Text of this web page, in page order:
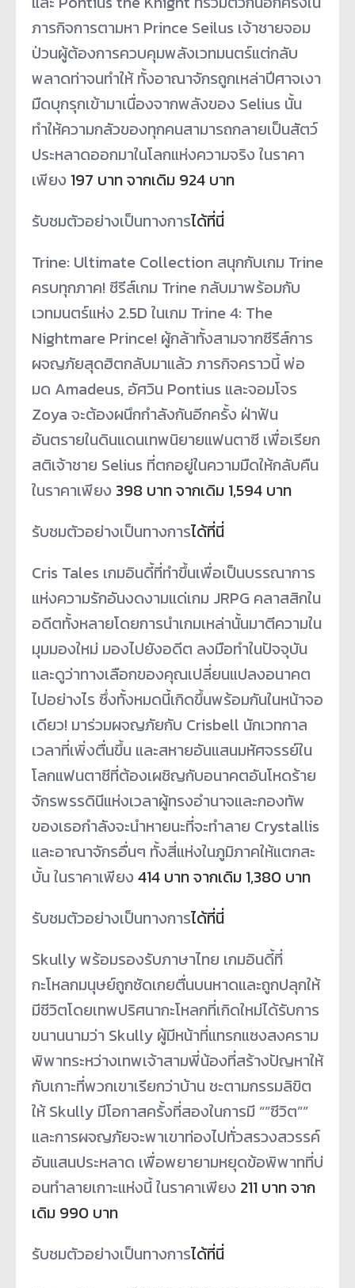
ภารกิจการตามหา Prince Seilus เจ้าชายจอม
ป่วนผู้ต้องการควบคุมพลังเวทมนตร์แต่กลับ
พลาดท่าจนทำให้ ทั้งอาณาจักรถูกเหล่าปีศาจเงา
มืดบุกรุกเข้ามาเนื่องจากพลังของ Selius นั้น
ทำให้ความกลัวของทุกคนสามารถกลายเป็นสัตว์
ประหลาดออกมาในโลกแห่งความจริง ในราคา
เพียง 197 บาท จากเดิม 924 บาท
รับชมตัวอย่างเป็นทางการได้ที่นี่
Trine: Ultimate Collection สนุกกับเกม Trine
ครบทุกภาค! ซีรีส์เกม Trine กลับมาพร้อมกับ
เวทมนตร์แห่ง 2.5D ในเกม Trine 4: The
Nightmare Prince! ผู้กล้าทั้งสามจากซีรีส์การ
ผจญภัยสุดฮิตกลับมาแล้ว ภารกิจคราวนี้ พ่อ
มด Amadeus, อัศวิน Pontius และจอมโจร
Zoya จะต้องผนึกกำลังกันอีกครั้ง ฝ่าฟัน
อันตรายในดินแดนเทพนิยายแฟนตาซี เพื่อเรียก
สติเจ้าชาย Selius ที่ตกอยู่ในความมืดให้กลับคืน
ในราคาเพียง 398 บาท จากเดิม 1,594 บาท
รับชมตัวอย่างเป็นทางการได้ที่นี่
Cris Tales เกมอินดี้ที่ทำขึ้นเพื่อเป็นบรรณาการ
แห่งความรักอันงดงามแด่เกม JRPG คลาสสิกใน
อดีตทั้งหลายโดยการนำเกมเหล่านั้นมาตีความใน
มุมมองใหม่ มองไปยังอดีต ลงมือทำในปัจจุบัน
และดูว่าทางเลือกของคุณเปลี่ยนแปลงอนาคต
ไปอย่างไร ซึ่งทั้งหมดนี้เกิดขึ้นพร้อมกันในหน้าจอ
เดียว! มาร่วมผจญภัยกับ Crisbell นักเวทกาล
เวลาที่เพิ่งตื่นขึ้น และสหายอันแสนมหัศจรรย์ใน
โลกแฟนตาซีที่ต้องเผชิญกับอนาคตอันโหดร้าย
จักรพรรดินีแห่งเวลาผู้ทรงอำนาจและกองทัพ
ของเธอกำลังจะนำหายนะที่จะทำลาย Crystallis
และอาณาจักรอื่นๆ ทั้งสี่แห่งในภูมิภาคให้แตกสะ
บั้น ในราคาเพียง 414 บาท จากเดิม 1,380 บาท
รับชมตัวอย่างเป็นทางการได้ที่นี่
Skully พร้อมรองรับภาษาไทย เกมอินดี้ที่
กะโหลกมนุษย์ถูกซัดเกยตื่นบนหาดและถูกปลุกให้
มีชีวิตโดยเทพปริศนากะโหลกที่เกิดใหม่ได้รับการ
ขนานนามว่า Skully ผู้มีหน้าที่แทรกแซงสงคราม
พิพาทระหว่างเทพเจ้าสามพี่น้องที่สร้างปัญหาให้
กับเกาะที่พวกเขาเรียกว่าบ้าน ชะตามกรรมลิขิต
ให้ Skully มีโอกาสครั้งที่สองในการมี “”ชีวิต””
และการผจญภัยจะพาเขาท่องไปทั่วสรวงสวรรค์
อันแสนประหลาด เพื่อพยายามหยุดข้อพิพาทที่บ่
อนทำลายเกาะแห่งนี้ ในราคาเพียง 211 บาท จาก
เดิม 990 บาท
รับชมตัวอย่างเป็นทางการได้ที่นี่